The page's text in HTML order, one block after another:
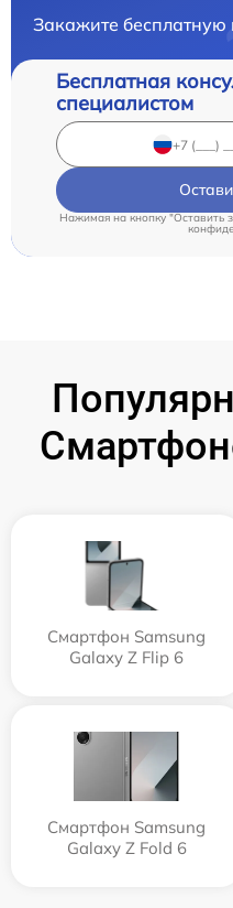
Закажите бесплатную
Бесплатная
специалистом
Нажимая на кнопку "Оставить
Смартфон Samsung
Galaxy Z Flip 6
Смартфон Samsung
Galaxy Z Fold 6